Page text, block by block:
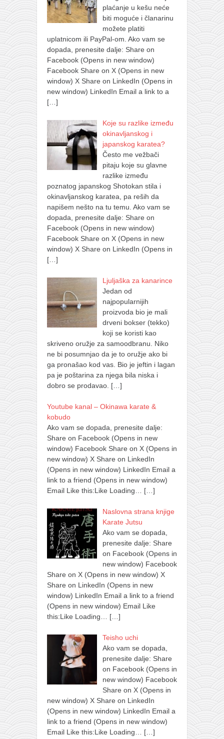
plaćanje u kešu neće
biti moguće i članarinu
možete platiti
uplatnicom ili PayPal-om. Ako vam se
dopada, prenesite dalje: Share on
Facebook (Opens in new window)
Facebook Share on X (Opens in new
window) X Share on LinkedIn (Opens in
new window) LinkedIn Email a link to a
[…]
Koje su razlike između
okinavljanskog i
japanskog karatea?
Često me vežbači
pitaju koje su glavne
razlike između
poznatog japanskog Shotokan stila i
okinavljanskog karatea, pa reših da
napišem nešto na tu temu. Ako vam se
dopada, prenesite dalje: Share on
Facebook (Opens in new window)
Facebook Share on X (Opens in new
window) X Share on LinkedIn (Opens in
[…]
Ljuljaška za kanarince
Jedan od
najpopularnijih
proizvoda bio je mali
drveni bokser (tekko)
koji se koristi kao
skriveno oružje za samoodbranu. Niko
ne bi posumnjao da je to oružje ako bi
ga pronašao kod vas. Bio je jeftin i lagan
pa je poštarina za njega bila niska i
dobro se prodavao. […]
Youtube kanal – Okinawa karate &
kobudo
Ako vam se dopada, prenesite dalje:
Share on Facebook (Opens in new
window) Facebook Share on X (Opens in
new window) X Share on LinkedIn
(Opens in new window) LinkedIn Email a
link to a friend (Opens in new window)
Email Like this:Like Loading…
[…]
Naslovna strana knjige
Karate Jutsu
Ako vam se dopada,
prenesite dalje: Share
on Facebook (Opens in
new window) Facebook
Share on X (Opens in new window) X
Share on LinkedIn (Opens in new
window) LinkedIn Email a link to a friend
(Opens in new window) Email Like
this:Like Loading…
[…]
Teisho uchi
Ako vam se dopada,
prenesite dalje: Share
on Facebook (Opens in
new window) Facebook
Share on X (Opens in
new window) X Share on LinkedIn
(Opens in new window) LinkedIn Email a
link to a friend (Opens in new window)
Email Like this:Like Loading…
[…]